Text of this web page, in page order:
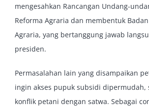
mengesahkan Rancangan Undang-
Reforma Agraria dan membentuk
Agraria, yang bertanggung jawab
presiden.
Permasalahan lain yang disampaikan
ingin akses pupuk subsidi dipermudah,
konflik petani dengan satwa. Sebagai